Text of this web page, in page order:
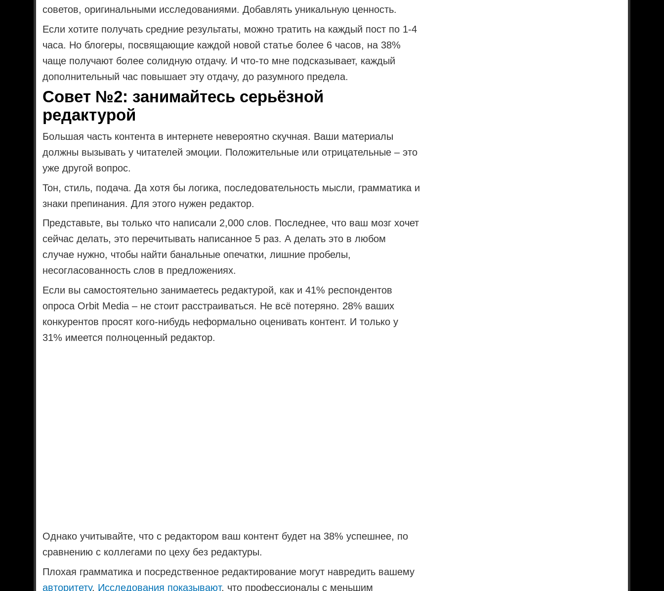
советов, оригинальными исследованиями. Добавлять уникальную ценность.
Если хотите получать средние результаты, можно тратить на каждый пост по 1-4
часа. Но блогеры, посвящающие каждой новой статье более 6 часов, на 38%
чаще получают более солидную отдачу. И что-то мне подсказывает, каждый
дополнительный час повышает эту отдачу, до разумного предела.
Совет №2: занимайтесь серьёзной
редактурой
Большая часть контента в интернете невероятно скучная. Ваши материалы
должны вызывать у читателей эмоции. Положительные или отрицательные – это
уже другой вопрос.
Тон, стиль, подача. Да хотя бы логика, последовательность мысли, грамматика и
знаки препинания. Для этого нужен редактор.
Представьте, вы только что написали 2,000 слов. Последнее, что ваш мозг хочет
сейчас делать, это перечитывать написанное 5 раз. А делать это в любом
случае нужно, чтобы найти банальные опечатки, лишние пробелы,
несогласованность слов в предложениях.
Если вы самостоятельно занимаетесь редактурой, как и 41% респондентов
опроса Orbit Media – не стоит расстраиваться. Не всё потеряно. 28% ваших
конкурентов просят кого-нибудь неформально оценивать контент. И только у
31% имеется полноценный редактор.
Однако учитывайте, что с редактором ваш контент будет на 38% успешнее, по
сравнению с коллегами по цеху без редактуры.
Плохая грамматика и посредственное редактирование могут навредить вашему
авторитету. Исследования показывают, что профессионалы с меньшим